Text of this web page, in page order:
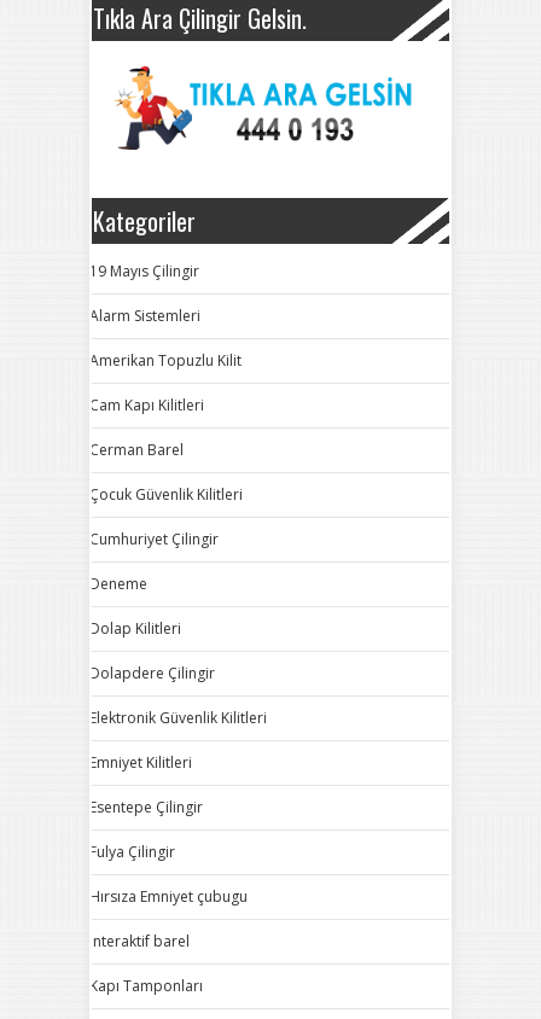
Tıkla Ara Çilingir Gelsin.
Kategoriler
19 Mayıs Çilingir
Alarm Sistemleri
Amerikan Topuzlu Kilit
Cam Kapı Kilitleri
Cerman Barel
Çocuk Güvenlik Kilitleri
Cumhuriyet Çilingir
Deneme
Dolap Kilitleri
Dolapdere Çilingir
Elektronik Güvenlik Kilitleri
Emniyet Kilitleri
Esentepe Çilingir
Fulya Çilingir
Hırsıza Emniyet çubugu
Interaktif barel
Kapı Tamponları